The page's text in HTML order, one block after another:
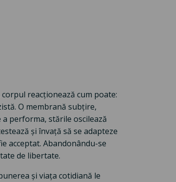
reacționează cum poate:
O membrană subțire,
performa, stările oscilează
și învață să se adapteze
acceptat. Abandonându-se
de libertate.
și viața cotidiană le